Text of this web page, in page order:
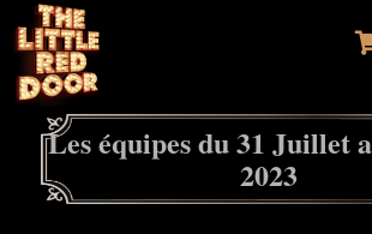
Les équipes du 31 Juillet
2023